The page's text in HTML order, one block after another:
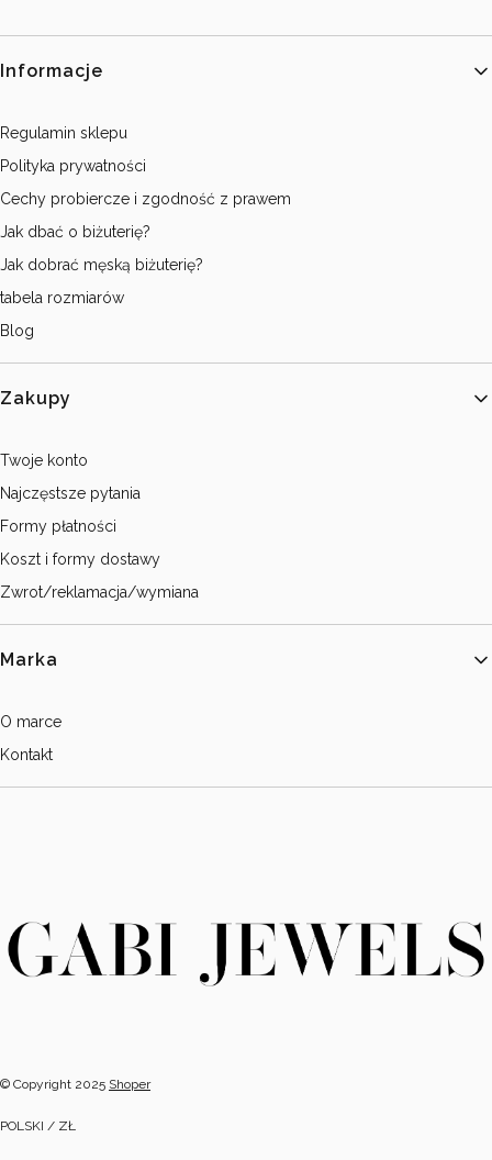
Linki w stopce
Informacje
Regulamin sklepu
Polityka prywatności
Cechy probiercze i zgodność z prawem
Jak dbać o biżuterię?
Jak dobrać męską biżuterię?
tabela rozmiarów
Blog
Zakupy
Twoje konto
Najczęstsze pytania
Formy płatności
Koszt i formy dostawy
Zwrot/reklamacja/wymiana
Marka
O marce
Kontakt
© Copyright 2025 Shoper
POLSKI / ZŁ